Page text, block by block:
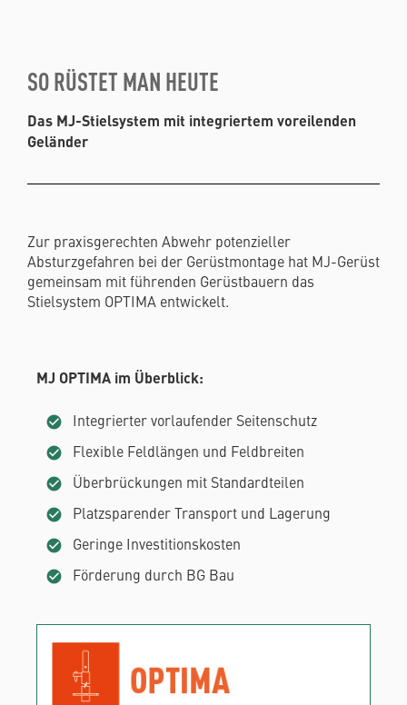
SO RÜSTET MAN HEUTE
Das MJ-Stielsystem mit integriertem voreilenden
Geländer
Zur praxisgerechten Abwehr potenzieller
Absturzgefahren bei der Gerüstmontage hat MJ-Gerüst
gemeinsam mit führenden Gerüstbauern das
Stielsystem OPTIMA entwickelt.
MJ OPTIMA im Überblick:
Integrierter vorlaufender Seitenschutz
Flexible Feldlängen und Feldbreiten
Überbrückungen mit Standardteilen
Platzsparender Transport und Lagerung
Geringe Investitionskosten
Förderung durch BG Bau